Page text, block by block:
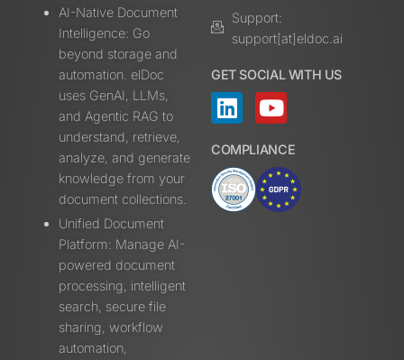
AI-Native Document
Intelligence: Go
beyond storage and
automation. elDoc
uses GenAI, LLMs,
and Agentic RAG to
understand, retrieve,
analyze, and generate
knowledge from your
document collections.
Unified Document
Platform: Manage AI-
powered document
processing, intelligent
search, secure file
sharing, workflow
automation,
Support:
support[at]eldoc.ai
GET SOCIAL WITH US
COMPLIANCE